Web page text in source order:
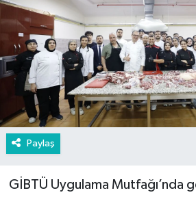
Paylaş
GİBTÜ Uygulama Mutfağı’nda